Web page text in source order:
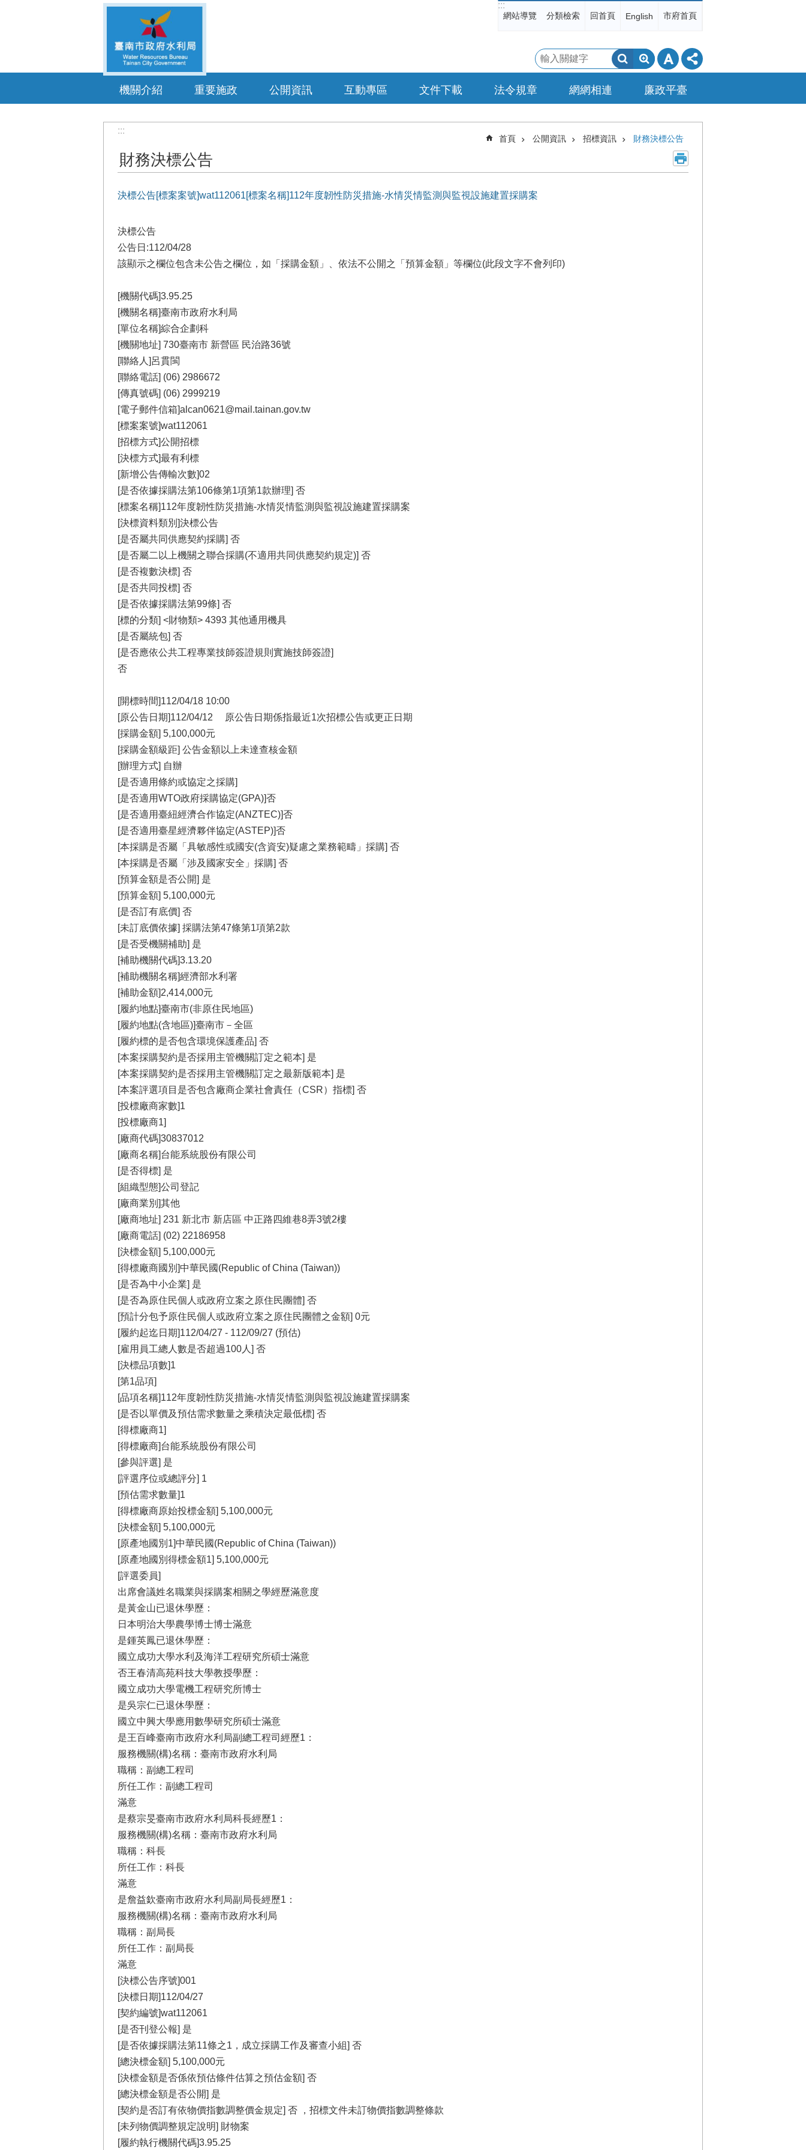
:::
網站導覽 分類檢索 回首頁 English 市府首頁
搜
尋
機關介紹 重要施政 公開資訊 互動專區 文件下載 法令規章 網網相連 廉政平臺
:::
首頁 公開資訊 招標資訊 財務決標公告
財務決標公告
決標公告[標案案號]wat112061[標案名稱]112年度韌性防災措施-水情災情監測與監視設施建置採購案
決標公告
公告日:112/04/28
該顯示之欄位包含未公告之欄位，如「採購金額」、依法不公開之「預算金額」等欄位(此段文字不會列印)
[機關代碼]3.95.25
[機關名稱]臺南市政府水利局
[單位名稱]綜合企劃科
[機關地址] 730臺南市 新營區 民治路36號
[聯絡人]呂貫閩
[聯絡電話] (06) 2986672
[傳真號碼] (06) 2999219
[電子郵件信箱]alcan0621@mail.tainan.gov.tw
[標案案號]wat112061
[招標方式]公開招標
[決標方式]最有利標
[新增公告傳輸次數]02
[是否依據採購法第106條第1項第1款辦理] 否
[標案名稱]112年度韌性防災措施-水情災情監測與監視設施建置採購案
[決標資料類別]決標公告
[是否屬共同供應契約採購] 否
[是否屬二以上機關之聯合採購(不適用共同供應契約規定)] 否
[是否複數決標] 否
[是否共同投標] 否
[是否依據採購法第99條] 否
[標的分類] <財物類> 4393 其他通用機具
[是否屬統包] 否
[是否應依公共工程專業技師簽證規則實施技師簽證]
否
[開標時間]112/04/18 10:00
[原公告日期]112/04/12 原公告日期係指最近1次招標公告或更正日期
[採購金額] 5,100,000元
[採購金額級距] 公告金額以上未達查核金額
[辦理方式] 自辦
[是否適用條約或協定之採購]
[是否適用WTO政府採購協定(GPA)]否
[是否適用臺紐經濟合作協定(ANZTEC)]否
[是否適用臺星經濟夥伴協定(ASTEP)]否
[本採購是否屬「具敏感性或國安(含資安)疑慮之業務範疇」採購] 否
[本採購是否屬「涉及國家安全」採購] 否
[預算金額是否公開] 是
[預算金額] 5,100,000元
[是否訂有底價] 否
[未訂底價依據] 採購法第47條第1項第2款
[是否受機關補助] 是
[補助機關代碼]3.13.20
[補助機關名稱]經濟部水利署
[補助金額]2,414,000元
[履約地點]臺南市(非原住民地區)
[履約地點(含地區)]臺南市－全區
[履約標的是否包含環境保護產品] 否
[本案採購契約是否採用主管機關訂定之範本] 是
[本案採購契約是否採用主管機關訂定之最新版範本] 是
[本案評選項目是否包含廠商企業社會責任（CSR）指標] 否
[投標廠商家數]1
[投標廠商1]
[廠商代碼]30837012
[廠商名稱]台能系統股份有限公司
[是否得標] 是
[組織型態]公司登記
[廠商業別]其他
[廠商地址] 231 新北市 新店區 中正路四維巷8弄3號2樓
[廠商電話] (02) 22186958
[決標金額] 5,100,000元
[得標廠商國別]中華民國(Republic of China (Taiwan))
[是否為中小企業] 是
[是否為原住民個人或政府立案之原住民團體] 否
[預計分包予原住民個人或政府立案之原住民團體之金額] 0元
[履約起迄日期]112/04/27 - 112/09/27 (預估)
[雇用員工總人數是否超過100人] 否
[決標品項數]1
[第1品項]
[品項名稱]112年度韌性防災措施-水情災情監測與監視設施建置採購案
[是否以單價及預估需求數量之乘積決定最低標] 否
[得標廠商1]
[得標廠商]台能系統股份有限公司
[參與評選] 是
[評選序位或總評分] 1
[預估需求數量]1
[得標廠商原始投標金額] 5,100,000元
[決標金額] 5,100,000元
[原產地國別1]中華民國(Republic of China (Taiwan))
[原產地國別得標金額1] 5,100,000元
[評選委員]
出席會議姓名職業與採購案相關之學經歷滿意度
是黃金山已退休學歷：
日本明治大學農學博士博士滿意
是鍾英鳳已退休學歷：
國立成功大學水利及海洋工程研究所碩士滿意
否王春清高苑科技大學教授學歷：
國立成功大學電機工程研究所博士
是吳宗仁已退休學歷：
國立中興大學應用數學研究所碩士滿意
是王百峰臺南市政府水利局副總工程司經歷1：
服務機關(構)名稱：臺南市政府水利局
職稱：副總工程司
所任工作：副總工程司
滿意
是蔡宗旻臺南市政府水利局科長經歷1：
服務機關(構)名稱：臺南市政府水利局
職稱：科長
所任工作：科長
滿意
是詹益欽臺南市政府水利局副局長經歷1：
服務機關(構)名稱：臺南市政府水利局
職稱：副局長
所任工作：副局長
滿意
[決標公告序號]001
[決標日期]112/04/27
[契約編號]wat112061
[是否刊登公報] 是
[是否依據採購法第11條之1，成立採購工作及審查小組] 否
[總決標金額] 5,100,000元
[決標金額是否係依預估條件估算之預估金額] 否
[總決標金額是否公開] 是
[契約是否訂有依物價指數調整價金規定] 否 ，招標文件未訂物價指數調整條款
[未列物價調整規定說明] 財物案
[履約執行機關代碼]3.95.25